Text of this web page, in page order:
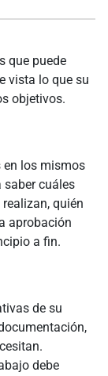
que puede
vista lo que su
objetivos.
en los mismos
saber cuáles
quién
aprobación
a fin.
de su
debe